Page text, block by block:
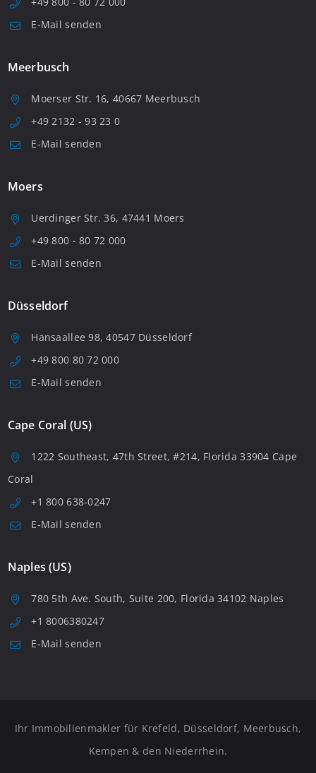
E-Mail senden
Meerbusch
Moerser Str. 16, 40667 Meerbusch
+49 2132 - 93 23 0
E-Mail senden
Moers
Uerdinger Str. 36, 47441 Moers
+49 800 - 80 72 000
E-Mail senden
Düsseldorf
Hansaallee 98, 40547 Düsseldorf
+49 800 80 72 000
E-Mail senden
Cape Coral (US)
1222 Southeast, 47th Street, #214, Florida 33904 Cape
Coral
+1 800 638-0247
E-Mail senden
Naples (US)
780 5th Ave. South, Suite 200, Florida 34102 Naples
+1 8006380247
E-Mail senden
Ihr Immobilienmakler für Krefeld, Düsseldorf, Meerbusch,
Kempen & den Niederrhein.